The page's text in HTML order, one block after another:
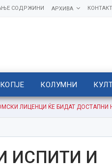
КОНТАКТ
АРХИВА
СОДРЖИНИ
КОЛУМНИ
ЛИЦЕНЦИ ЌЕ БИДАТ ДОСТАПНИ
ИСПИТИ И